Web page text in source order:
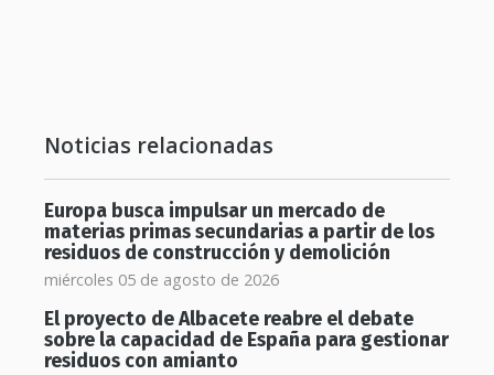
Noticias relacionadas
Europa busca impulsar un mercado de
materias primas secundarias a partir de los
residuos de construcción y demolición
miércoles 05 de agosto de 2026
El proyecto de Albacete reabre el debate
sobre la capacidad de España para gestionar
residuos con amianto